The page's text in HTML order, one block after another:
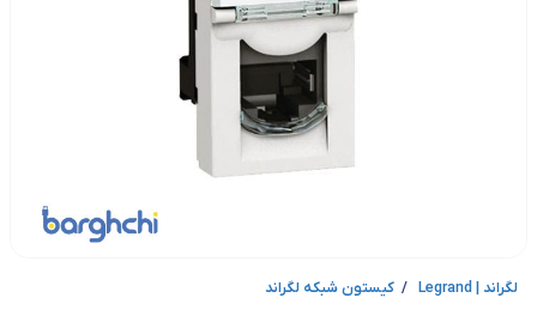
لگراند | Legrand / کیستون شبکه لگراند